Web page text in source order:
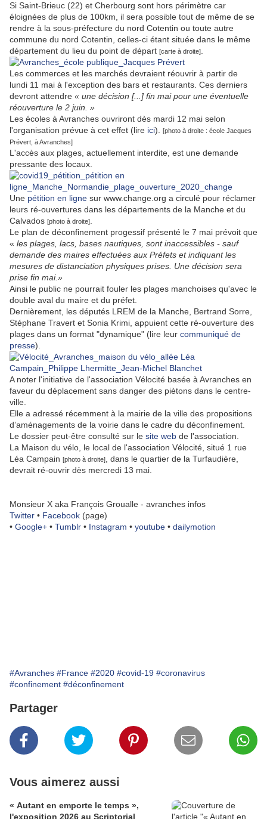
Si Saint-Brieuc (22) et Cherbourg sont hors périmètre car
éloignées de plus de 100km, il sera possible tout de même de se
rendre à la sous-préfecture du nord Cotentin ou toute autre
commune du nord Cotentin, celles-ci étant située dans le même
département du lieu du point de départ [carte à droite]
Les commerces et les marchés devraient réouvrir à partir de
lundi 11 mai à l'exception des bars et restaurants. Ces derniers
devront attendre « une décision [...] fin mai pour une éventuelle
réouverture le 2 juin. »
Les écoles à Avranches ouvriront dès mardi 12 mai selon
l'organisation prévue à cet effet (lire ici).
[photo à droite : école Jacques
Prévert, à Avranches]
L'accès aux plages, actuellement interdite, est une demande
pressante des locaux.
Une pétition en ligne sur www.change.org a circulé pour réclamer
leurs ré-ouvertures dans les départements de la Manche et du
Calvados [photo à droite]
Le plan de déconfinement progessif présenté le 7 mai prévoit que
« les plages, lacs, bases nautiques, sont inaccessibles - sauf
demande des maires effectuées aux Préfets et indiquant les
mesures de distanciation physiques prises. Une décision sera
prise fin mai.»
Ainsi le public ne pourrait fouler les plages manchoises qu'avec le
double aval du maire et du préfet.
Dernièrement, les députés LREM de la Manche, Bertrand Sorre,
Stéphane Travert et Sonia Krimi, appuient cette ré-ouverture des
plages dans un format "dynamique" (lire leur communiqué de
presse).
A noter l'initiative de l'association Vélocité basée à Avranches en
faveur du déplacement sans danger des piètons dans le centre-
ville.
Elle a adressé récemment à la mairie de la ville des propositions
d’aménagements de la voirie dans le cadre du déconfinement.
Le dossier peut-être consulté sur le site web de l'association.
La Maison du vélo, le local de l'association Vélocité, situé 1 rue
Léa Campain [photo à droite]
, dans le quartier de la Turfaudière,
devrait ré-ouvrir dès mercredi 13 mai.
Monsieur X aka François Groualle - avranches infos
Twitter • Facebook (page)
• Google+ • Tumblr • Instagram • youtube • dailymotion
#Avranches #France #2020 #covid-19 #coronavirus
#confinement #déconfinement
Partager
Vous aimerez aussi
« Autant en emporte le temps »,
l'exposition 2026 au Scriptorial